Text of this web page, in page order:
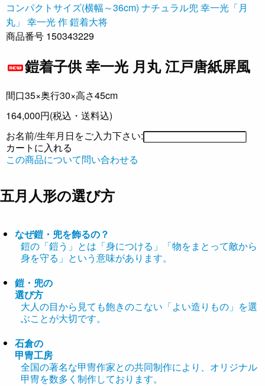
コンパクトサイズ(横幅～36cm) ナチュラル兜幸一光「月
丸」 幸一光 作 鎧着大将
商品番号 150343229
鎧着子供 幸一光 月丸 江戸唐紙屏風
間口35×奥行30×高さ45cm
164,000円(税込・送料込)
お名前/生年月日をご入力下さい:
カートに入れる
この商品について問い合わせる
五月人形の選び方
なぜ鎧・兜を飾るの？
鎧の「鎧う」とは「身につける」「物をまとって敵から
身を守る」という意味があります。
鎧・兜の
選び方
大人の目から見ても飽きのこない「よい造りもの」を選
ぶことが大切です。
石倉の
甲冑工房
全国の著名な甲冑作家との共同制作により、オリジナル
甲冑を数多く制作しております。